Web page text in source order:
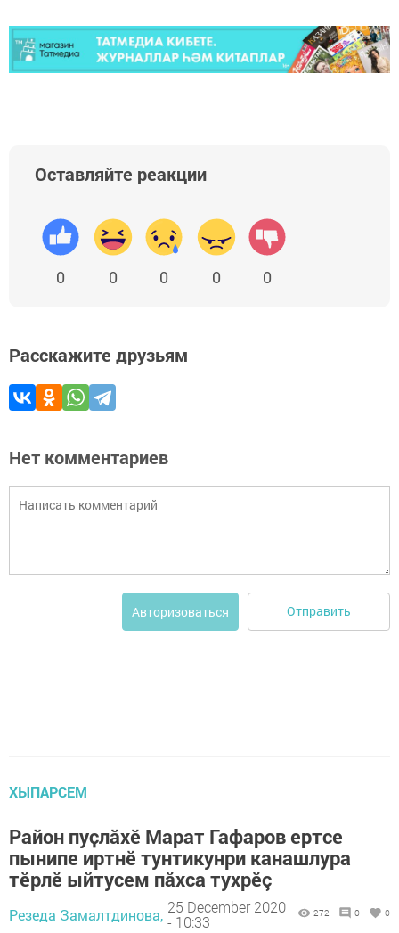
Оставляйте реакции
0 0 0 0 0
Расскажите друзьям
Нет комментариев
Авторизоваться Отправить
ХЫПАРСЕМ
Район пуҫлӑхӗ Марат Гафаров ертсе
пынипе иртнӗ тунтикунри канашлура
тӗрлӗ ыйтусем пӑхса тухрӗç
Резеда Замалтдинова, 25 December 2020
- 10:33
272 0 0